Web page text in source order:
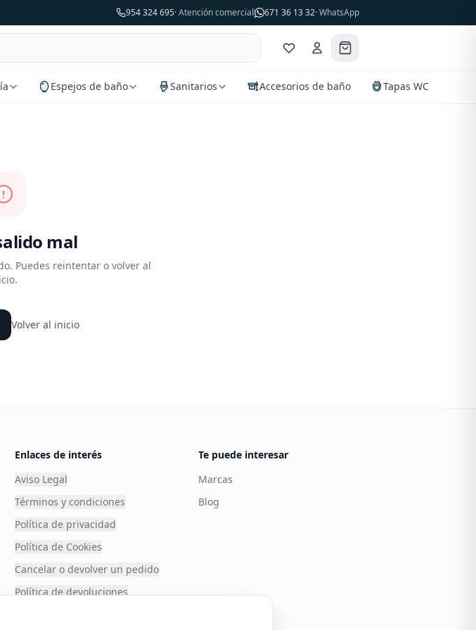
954 324 695· Atención comercial 671 36 13 32· WhatsApp
Espejos de baño Sanitarios Accesorios de baño Tapas WC
mal
Puedes reintentar o volver al
Volver al inicio
Enlaces de interés
Aviso Legal
Términos y condiciones
Política de privacidad
Política de Cookies
Cancelar o devolver un pedido
Política de devoluciones
Te puede interesar
Marcas
Blog